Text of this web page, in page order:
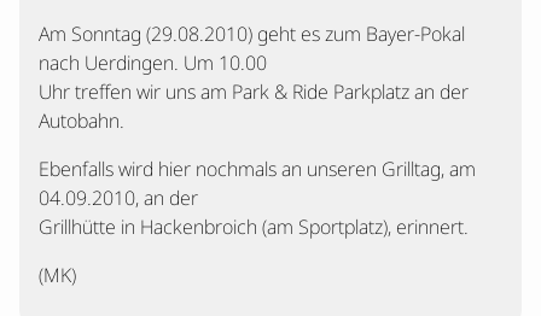
Am Sonntag (29.08.2010) geht es zum Bayer-Pokal
nach Uerdingen. Um 10.00
Uhr treffen wir uns am Park & Ride Parkplatz an der
Autobahn.
Ebenfalls wird hier nochmals an unseren Grilltag, am
04.09.2010, an der
Grillhütte in Hackenbroich (am Sportplatz), erinnert.
(MK)